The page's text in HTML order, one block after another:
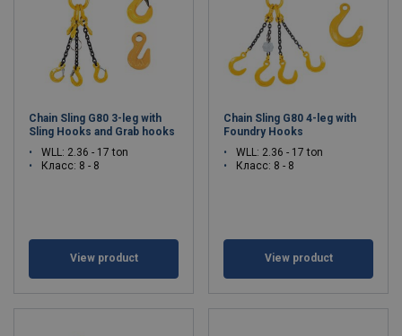
Chain Sling G80 3-leg with
Sling Hooks and Grab hooks
WLL: 2.36 - 17 ton
Класс: 8 - 8
View product
Chain Sling G80 4-leg with
Foundry Hooks
WLL: 2.36 - 17 ton
Класс: 8 - 8
View product